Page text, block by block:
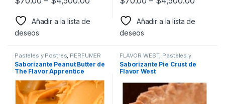
Añadir a la lista de
deseos
Añadir a la lista de
deseos
Pasteles y Postres PERFUMER
´S APPRENTCIE Sabor a
Pasteles y postres,
Saborizantes
Saborizante Peanut Butter de
The Flavor Apprentice
FLAVOR WEST, Pasteles y
Postres Sabor a Pasteles y
postres,Saborizantes
Saborizante Pie Crust de
Flavor West